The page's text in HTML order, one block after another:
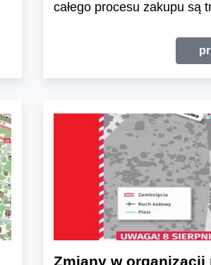
całego procesu zakupu są
Zmiany w organizacji